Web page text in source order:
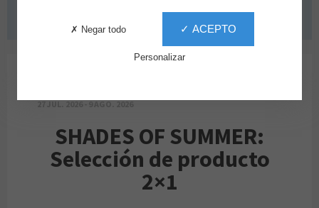
SHADES OF SUMMER:
Selección de producto
2×1
✓ ACEPTO
✗ Negar todo
Personalizar